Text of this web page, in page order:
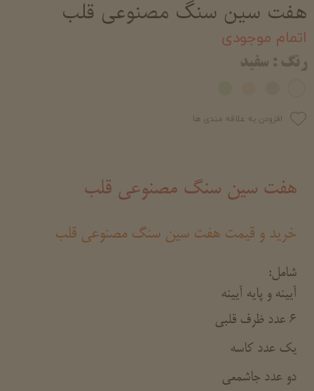
هفت سین سنگ مصنوعی قلب
اتمام موجودی
رنگ : سفید
افزودن به علاقه مندی ها
هفت سین سنگ مصنوعی قلب
خرید و قیمت هفت سین سنگ مصنوعی قلب
شامل:
آیینه و پایه آیینه
6 عدد ظرف قلبی
یک عدد کاسه
دو عدد جاشمعی